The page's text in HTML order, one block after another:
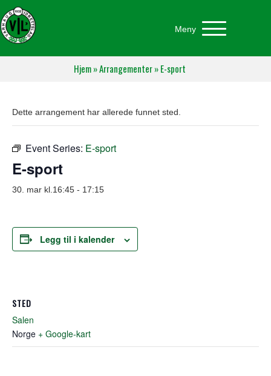
Meny
Hjem»Arrangementer»E-sport
Dette arrangement har allerede funnet sted.
Event Series: E-sport
E-sport
30. mar kl.16:45 - 17:15
Legg til i kalender
STED
Salen
Norge + Google-kart